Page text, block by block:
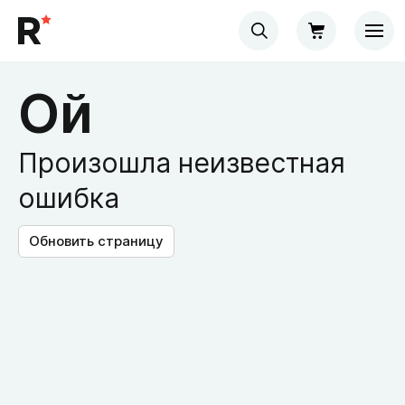
Ой
Произошла неизвестная
ошибка
Обновить страницу